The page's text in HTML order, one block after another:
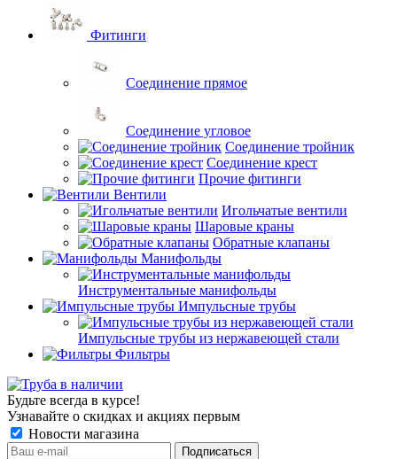
Фитинги
Соединение прямое
Соединение угловое
Соединение тройник
Соединение крест
Прочие фитинги
Вентили
Игольчатые вентили
Шаровые краны
Обратные клапаны
Манифольды
Инструментальные манифольды
Импульсные трубы
Импульсные трубы из нержавеющей стали
Фильтры
Будьте всегда в курсе!
Узнавайте о скидках и акциях первым
Новости магазина